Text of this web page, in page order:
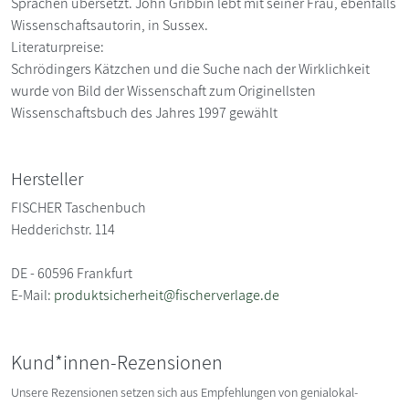
Wissenschaftsautorin, in Sussex.
Literaturpreise:
Schrödingers Kätzchen und die Suche nach der Wirklichkeit
wurde von Bild der Wissenschaft zum Originellsten
Wissenschaftsbuch des Jahres 1997 gewählt
Hersteller
FISCHER Taschenbuch
Hedderichstr. 114
DE - 60596 Frankfurt
E-Mail: produktsicherheit@fischerverlage.de
Kund*innen-Rezensionen
Unsere Rezensionen setzen sich aus Empfehlungen von genialokal-